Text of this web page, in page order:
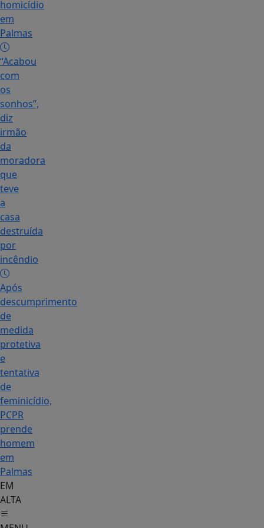
homicídio
em
Palmas
“Acabou
com
os
sonhos”,
diz
irmão
da
moradora
que
teve
a
casa
destruída
por
incêndio
Após
descumprimento
de
medida
protetiva
e
tentativa
de
feminicídio,
PCPR
prende
homem
em
Palmas
EM
ALTA